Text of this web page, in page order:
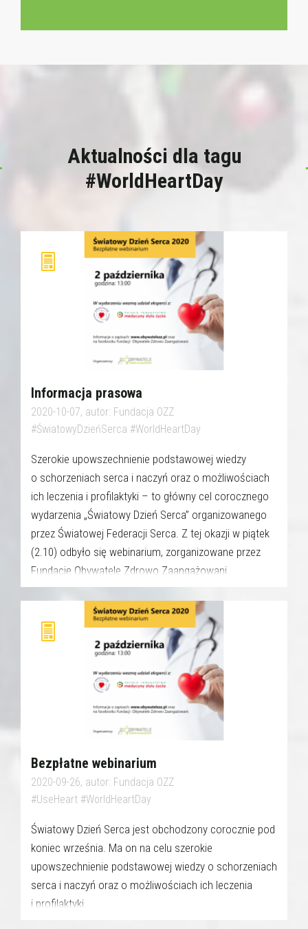
Aktualności dla tagu
#WorldHeartDay
Informacja prasowa
2020-10-07, autor: Fundacja OZZ
#ŚwiatowyDzieńSerca #WorldHeartDay
Szerokie upowszechnienie podstawowej wiedzy
o schorzeniach serca i naczyń oraz o możliwościach
ich leczenia i profilaktyki – to główny cel corocznego
wydarzenia „Światowy Dzień Serca” organizowanego
przez Światowej Federacji Serca. Z tej okazji w piątek
(2.10) odbyło się webinarium, zorganizowane przez
Fundację Obywatele Zdrowo Zaangażowani.
Bezpłatne webinarium
2020-09-26, autor: Fundacja OZZ
#UseHeart #WorldHeartDay
Światowy Dzień Serca jest obchodzony corocznie pod
koniec września. Ma on na celu szerokie
upowszechnienie podstawowej wiedzy o schorzeniach
serca i naczyń oraz o możliwościach ich leczenia
i profilaktyki.